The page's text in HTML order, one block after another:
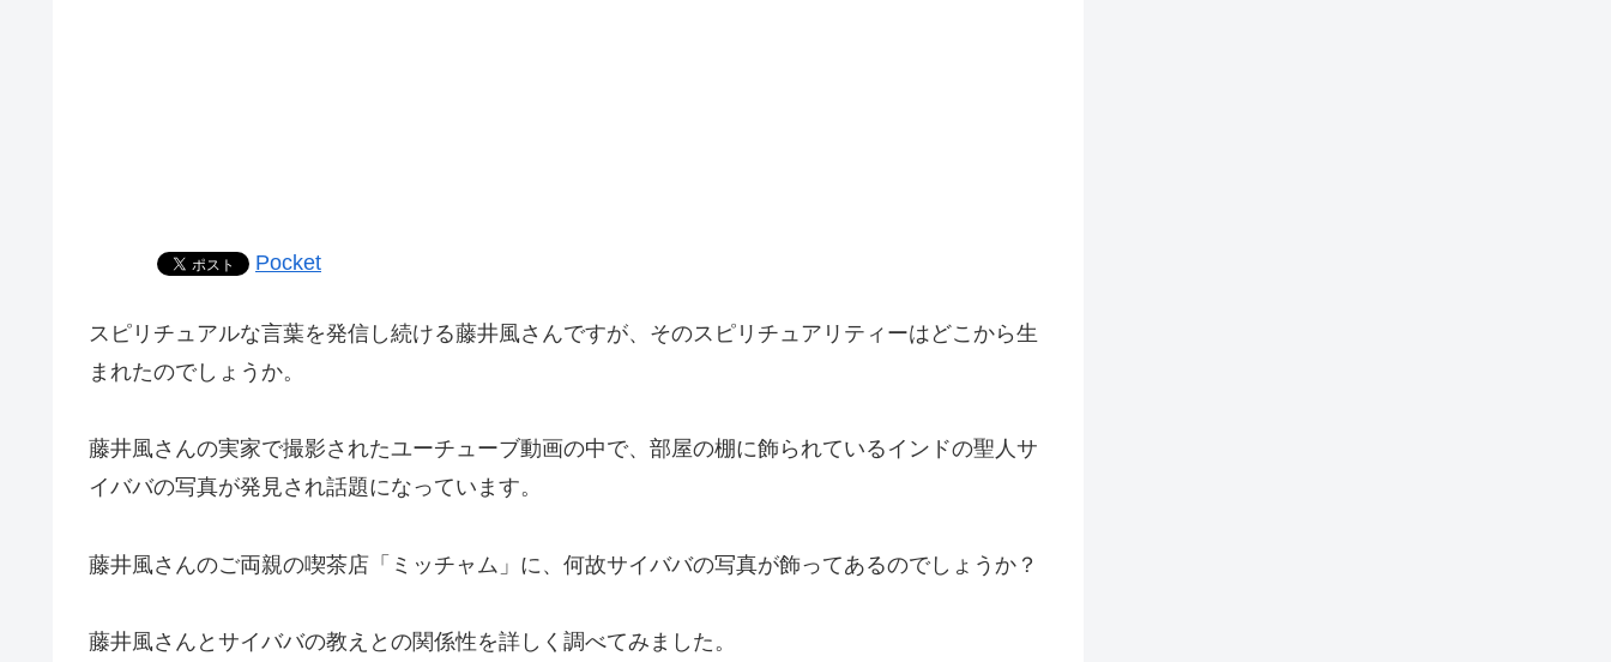
Pocket
スピリチュアルな言葉を発信し続ける藤井風さんですが、そのスピリチュアリティーはどこから生
まれたのでしょうか。
藤井風さんの実家で撮影されたユーチューブ動画の中で、部屋の棚に飾られているインドの聖人サ
イババの写真が発見され話題になっています。
藤井風さんのご両親の喫茶店「ミッチャム」に、何故サイババの写真が飾ってあるのでしょうか？
藤井風さんとサイババの教えとの関係性を詳しく調べてみました。